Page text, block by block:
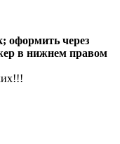
оформить через
в нижнем правом